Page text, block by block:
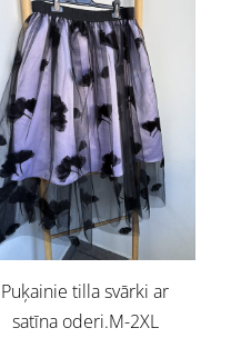
Puķainie tilla svārki ar
satīna oderi.M-2XL